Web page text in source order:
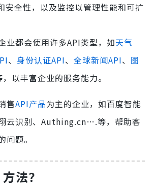
安全性，以及监控以管理性能和可扩
业都会使用许多API类型，如天气
、 身份认证API、 全球新闻API、 图
，以丰富企业的服务能力。
售API产品为主的企业，如百度智能
云识别、Authing.cn….等，帮助客
问题。
法？